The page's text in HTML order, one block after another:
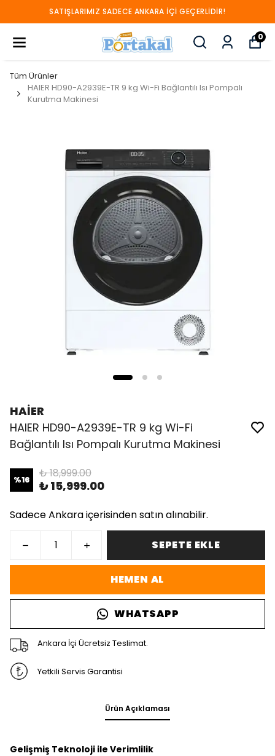
SATIŞLARIMIZ SADECE ANKARA İÇİ GEÇERLİDİR!
0
Tüm Ürünler
HAIER HD90-A2939E-TR 9 kg Wi-Fi Bağlantılı Isı Pompalı
Kurutma Makinesi
HAİER
HAIER HD90-A2939E-TR 9 kg Wi-Fi
Bağlantılı Isı Pompalı Kurutma Makinesi
%16 ₺ 18,999.00
₺ 15,999.00
Sadece Ankara içerisinden satın alınabilir.
SEPETE EKLE
HEMEN AL
WHATSAPP
Ankara İçi Ücretsiz Teslimat.
Yetkili Servis Garantisi
Ürün Açıklaması
Gelişmiş Teknoloji ile Verimlilik